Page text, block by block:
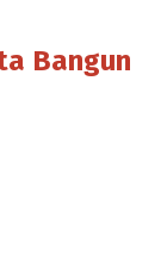
Bangun